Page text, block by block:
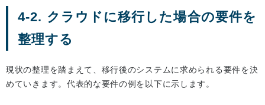
4-2. クラウドに移行した場合の要件を
整理する
現状の整理を踏まえて、移行後のシステムに求められる要件を決
めていきます。代表的な要件の例を以下に示します。